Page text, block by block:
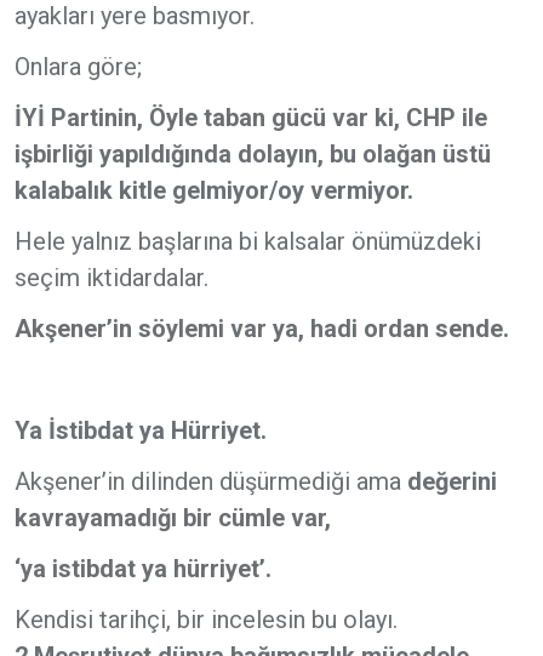
ayakları yere basmıyor.
Onlara göre;
İYİ Partinin, Öyle taban gücü var ki, CHP ile
işbirliği yapıldığında dolayın, bu olağan üstü
kalabalık kitle gelmiyor/oy vermiyor.
Hele yalnız başlarına bi kalsalar önümüzdeki
seçim iktidardalar.
Akşener’in söylemi var ya, hadi ordan sende.
Ya İstibdat ya Hürriyet.
Akşener’in dilinden düşürmediği ama değerini
kavrayamadığı bir cümle var,
‘ya istibdat ya hürriyet’.
Kendisi tarihçi, bir incelesin bu olayı.